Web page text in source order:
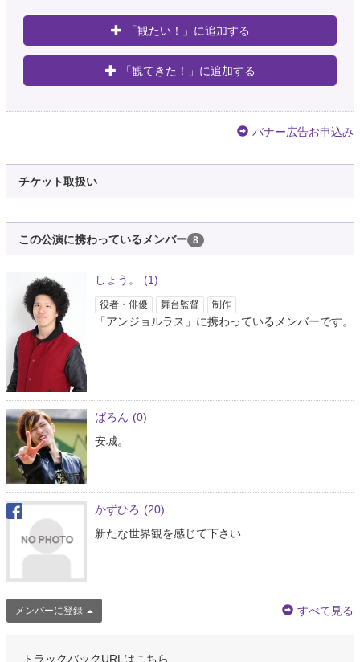
「観たい！」に追加する
「観てきた！」に追加する
バナー広告お申込み
チケット取扱い
この公演に携わっているメンバー 8
しょう。 (1)
役者・俳優 舞台監督 制作
「アンジョルラス」に携わっているメンバーです。
ばろん (0)
安城。
かずひろ (20)
新たな世界観を感じて下さい
メンバーに登録 すべて見る
トラックバックURLはこちら